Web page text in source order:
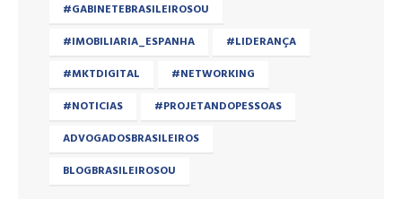
#GABINETEBRASILEIROSOU
#IMOBILIARIA_ESPANHA
#LIDERANÇA
#MKTDIGITAL
#NETWORKING
#NOTICIAS
#PROJETANDOPESSOAS
ADVOGADOSBRASILEIROS
BLOGBRASILEIROSOU